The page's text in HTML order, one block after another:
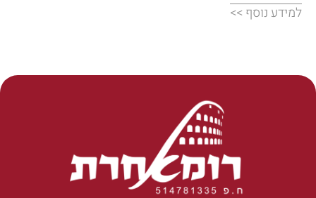
למידע נוסף >>